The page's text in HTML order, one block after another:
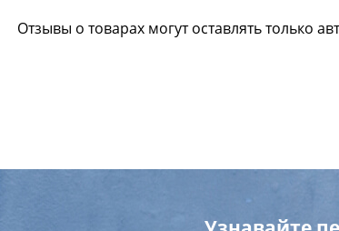
Отзывы о товарах могут оставлять только